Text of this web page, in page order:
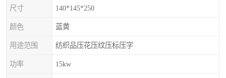
尺寸 140*145*250
颜色 蓝黄
用途范围 纺织品压花压纹压标压字
功率 15kw